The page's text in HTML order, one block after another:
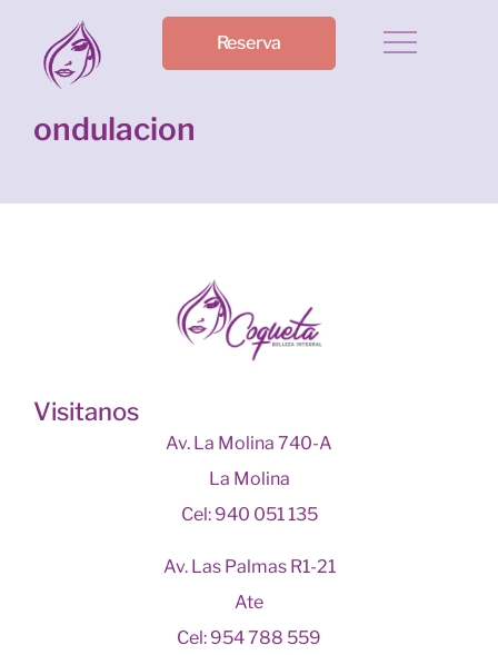
Reserva
ondulacion
Visitanos
Av. La Molina 740-A
La Molina
Cel: 940 051 135
Av. Las Palmas R1-21
Ate
Cel: 954 788 559